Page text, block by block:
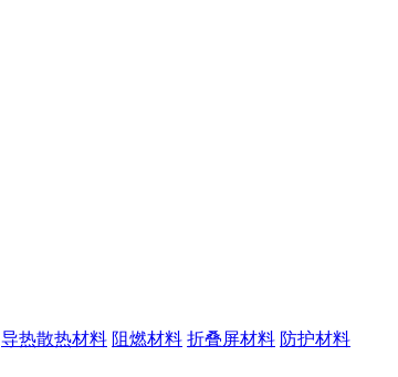
导热散热材料 阻燃材料 折叠屏材料 防护材料